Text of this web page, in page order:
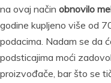
na ovaj način obnovilo
godine kupljeno više od
podacima. Nadam se da
podsticajima moći
proizvođače, bar što se